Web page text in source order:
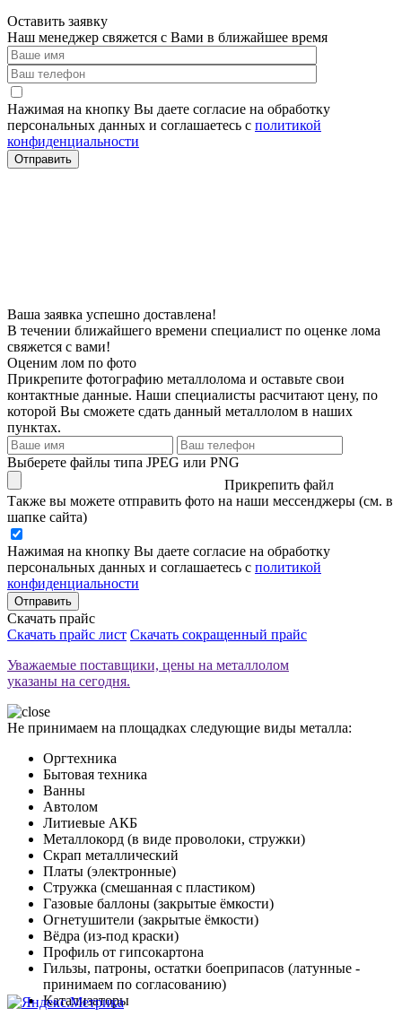
Оставить заявку
Наш менеджер свяжется с Вами в ближайшее время
Нажимая на кнопку Вы даете согласие на обработку
персональных данных и соглашаетесь с политикой
конфиденциальности
Ваша заявка успешно доставлена!
В течении ближайшего времени специалист по оценке лома
свяжется с вами!
Оценим лом по фото
Прикрепите фотографию металлолома и оставьте свои
контактные данные. Наши специалисты расчитают цену, по
которой Вы сможете сдать данный металлолом в наших
пунктах.
Выберете файлы типа JPEG или PNG
Прикрепить файл
Также вы можете отправить фото на наши мессенджеры (см. в
шапке сайта)
Нажимая на кнопку Вы даете согласие на обработку
персональных данных и соглашаетесь с политикой
конфиденциальности
Отправить
Скачать прайс
Скачать прайс лист Скачать сокращенный прайс
Уважаемые поставщики, цены на металлолом
указаны на сегодня.
Не принимаем на площадках следующие виды металла:
Оргтехника
Бытовая техника
Ванны
Автолом
Литиевые АКБ
Металлокорд (в виде проволоки, стружки)
Скрап металлический
Платы (электронные)
Стружка (смешанная с пластиком)
Газовые баллоны (закрытые ёмкости)
Огнетушители (закрытые ёмкости)
Вёдра (из-под краски)
Профиль от гипсокартона
Гильзы, патроны, остатки боеприпасов (латунные -
принимаем по согласованию)
Катализаторы